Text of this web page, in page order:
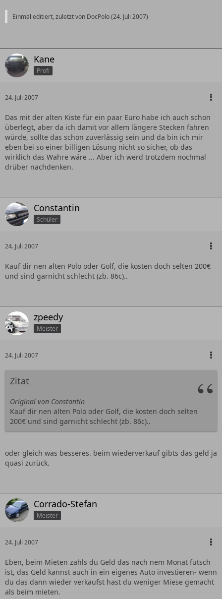
Einmal editiert, zuletzt von DocPolo (24. Juli 2007)
Kane
Profi
24. Juli 2007
Das mit der alten Kiste für ein paar Euro habe ich auch schon
überlegt, aber da ich damit vor allem längere Stecken fahren
würde, sollte das schon zuverlässig sein und da bin ich mir
eben bei so einer billigen Lösung nicht so sicher, ob das
wirklich das Wahre wäre ... Aber ich werd trotzdem nochmal
drüber nachdenken.
Constantin
Schüler
24. Juli 2007
Kauf dir nen alten Polo oder Golf, die kosten doch selten 200€
und sind garnicht schlecht (zb. 86c)..
zpeedy
Meister
24. Juli 2007
Zitat
Original von Constantin
Kauf dir nen alten Polo oder Golf, die kosten doch selten
200€ und sind garnicht schlecht (zb. 86c)..
oder gleich was besseres. beim wiederverkauf gibts das geld ja
quasi zurück.
Corrado-Stefan
Meister
24. Juli 2007
Eben, beim Mieten zahls du Geld das nach nem Monat futsch
ist, das Geld kannst auch in ein eigenes Auto investieren- wenn
du das dann wieder verkaufst hast du weniger Miese gemacht
als beim mieten.